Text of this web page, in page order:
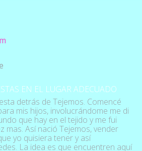
EN EL LUGAR ADECUADO
detrás de Tejemos. Comencé
mis hijos, involucrándome me di
que hay en el tejido y me fui
mas. Así nació Tejemos, vender
yo quisiera tener y así
La idea es que encuentren aquí